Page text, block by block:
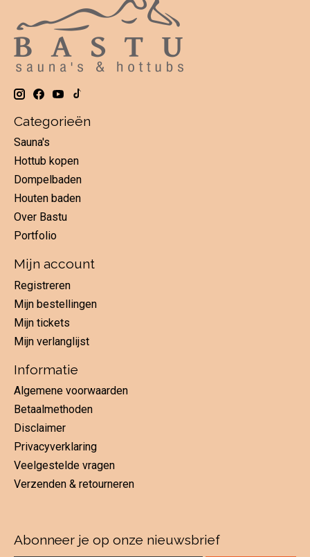
Categorieën
Sauna's
Hottub kopen
Dompelbaden
Houten baden
Over Bastu
Portfolio
Mijn account
Registreren
Mijn bestellingen
Mijn tickets
Mijn verlanglijst
Informatie
Algemene voorwaarden
Betaalmethoden
Disclaimer
Privacyverklaring
Veelgestelde vragen
Verzenden & retourneren
Abonneer je op onze nieuwsbrief